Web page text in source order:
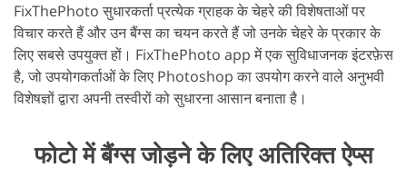
FixThePhoto सुधारकर्ता प्रत्येक ग्राहक के चेहरे की विशेषताओं पर
विचार करते हैं और उन बैंग्स का चयन करते हैं जो उनके चेहरे के प्रकार के
लिए सबसे उपयुक्त हों। FixThePhoto app में एक सुविधाजनक इंटरफ़ेस
है, जो उपयोगकर्ताओं के लिए Photoshop का उपयोग करने वाले अनुभवी
विशेषज्ञों द्वारा अपनी तस्वीरों को सुधारना आसान बनाता है।
फोटो में बैंग्स जोड़ने के लिए अतिरिक्त ऐप्स